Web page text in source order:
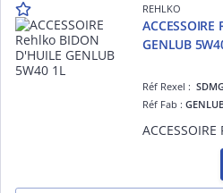
REHLKO
GENLUB
Réf Rexel :
Réf Fab :